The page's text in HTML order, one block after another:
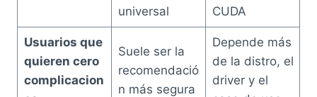
universal
CUDA
Usuarios que
quieren cero
complicacion
Suele ser la
recomendació
n más segura
Depende más
de la distro, el
driver y el